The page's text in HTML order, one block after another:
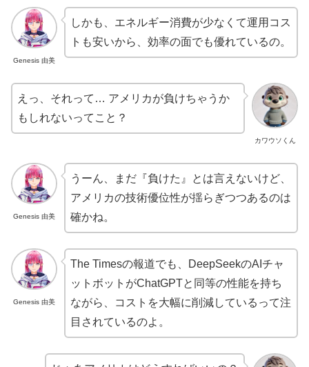
Genesis 由美
しかも、エネルギー消費が少なくて運用コス
トも安いから、効率の面でも優れているの。
カワウソくん
えっ、それって… アメリカが負けちゃうか
もしれないってこと？
Genesis 由美
うーん、まだ『負けた』とは言えないけど、
アメリカの技術優位性が揺らぎつつあるのは
確かね。
Genesis 由美
The Timesの報道でも、DeepSeekのAIチャ
ットボットがChatGPTと同等の性能を持ち
ながら、コストを大幅に削減しているって注
目されているのよ。